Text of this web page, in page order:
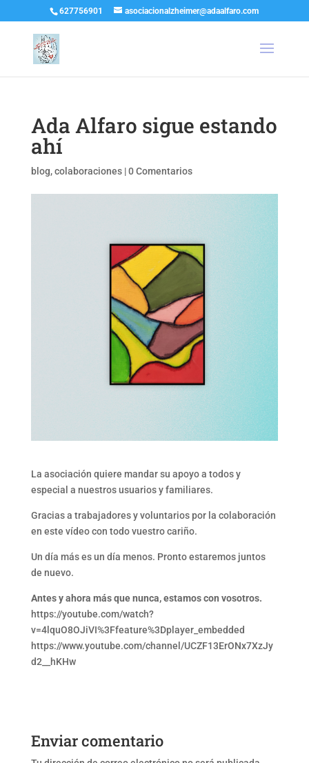
627756901 asociacionalzheimer@adaalfaro.com
Ada Alfaro sigue estando
ahí
blog,colaboraciones|0 Comentarios
La asociación quiere mandar su apoyo a todos y
especial a nuestros usuarios y familiares.
Gracias a trabajadores y voluntarios por la colaboración
en este vídeo con todo vuestro cariño.
Un día más es un día menos. Pronto estaremos juntos
de nuevo.
Antes y ahora más que nunca, estamos con vosotros.
https://youtube.com/watch?
v=4lquO8OJiVI%3Ffeature%3Dplayer_embedded
https://www.youtube.com/channel/UCZF13ErONx7XzJy
d2__hKHw
Enviar comentario